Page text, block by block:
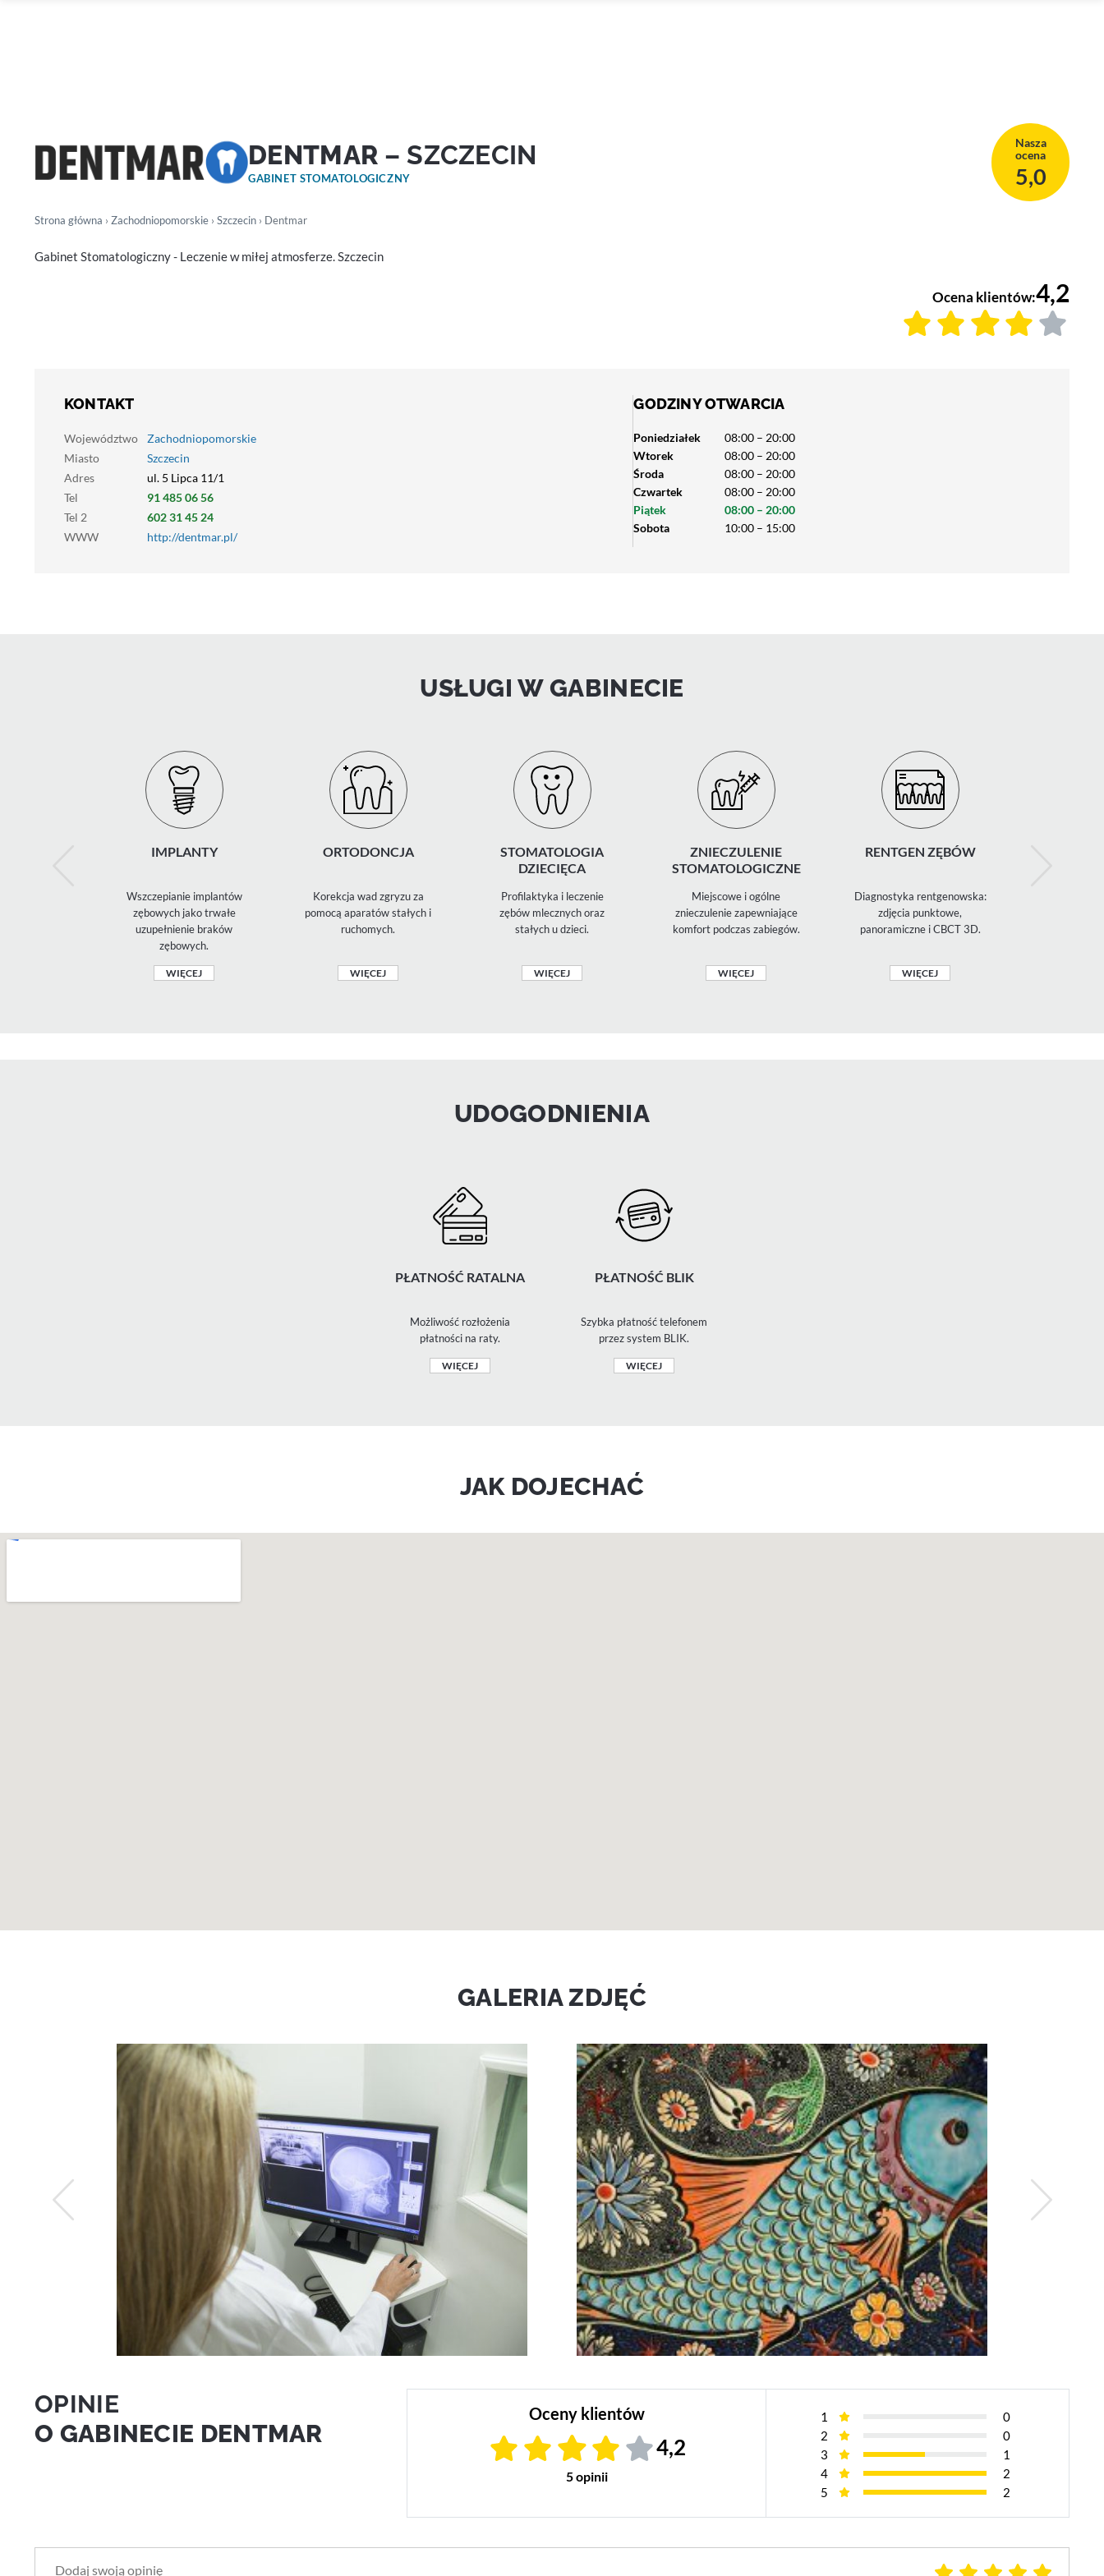
DENTMAR – SZCZECIN
GABINET STOMATOLOGICZNY
Nasza
ocena
5,0
Strona główna › Zachodniopomorskie › Szczecin › Dentmar
Gabinet Stomatologiczny - Leczenie w miłej atmosferze. Szczecin
Ocena klientów:4,2
KONTAKT
Województwo
Zachodniopomorskie
Miasto
Szczecin
Adres
ul. 5 Lipca 11/1
Tel
91 485 06 56
Tel 2
602 31 45 24
WWW
http://dentmar.pl/
GODZINY OTWARCIA
Poniedziałek
08:00 – 20:00
Wtorek
08:00 – 20:00
Środa
08:00 – 20:00
Czwartek
08:00 – 20:00
Piątek
08:00 – 20:00
Sobota
10:00 – 15:00
USŁUGI W GABINECIE
IMPLANTY
Wszczepianie implantów
zębowych jako trwałe
uzupełnienie braków
zębowych.
WIĘCEJ
ORTODONCJA
Korekcja wad zgryzu za
pomocą aparatów stałych i
ruchomych.
WIĘCEJ
STOMATOLOGIA
DZIECIĘCA
Profilaktyka i leczenie
zębów mlecznych oraz
stałych u dzieci.
WIĘCEJ
ZNIECZULENIE
STOMATOLOGICZNE
Miejscowe i ogólne
znieczulenie zapewniające
komfort podczas zabiegów.
WIĘCEJ
RENTGEN ZĘBÓW
Diagnostyka rentgenowska:
zdjęcia punktowe,
panoramiczne i CBCT 3D.
WIĘCEJ
UDOGODNIENIA
PŁATNOŚĆ RATALNA
Możliwość rozłożenia
płatności na raty.
WIĘCEJ
PŁATNOŚĆ BLIK
Szybka płatność telefonem
przez system BLIK.
WIĘCEJ
JAK DOJECHAĆ
GALERIA ZDJĘĆ
OPINIE
O GABINECIE DENTMAR
Oceny klientów
4,2
5 opinii
1
0
2
0
3
1
4
2
5
2